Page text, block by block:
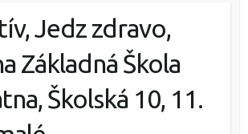
Jedz zdravo,
Základná Škola
Školská 10, 11.